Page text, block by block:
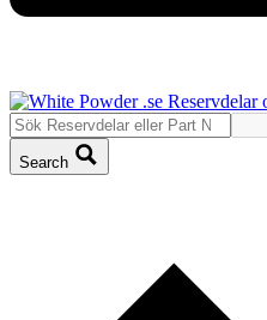
Search